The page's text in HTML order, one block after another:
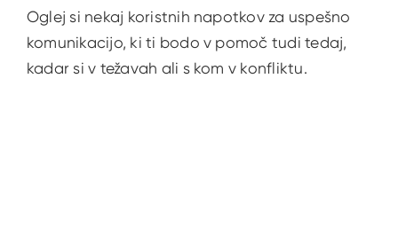
Oglej si nekaj koristnih napotkov za uspešno
komunikacijo, ki ti bodo v pomoč tudi tedaj,
kadar si v težavah ali s kom v konfliktu.